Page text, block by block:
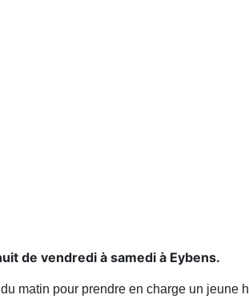
de vendredi à samedi à Eybens.
matin pour prendre en charge un